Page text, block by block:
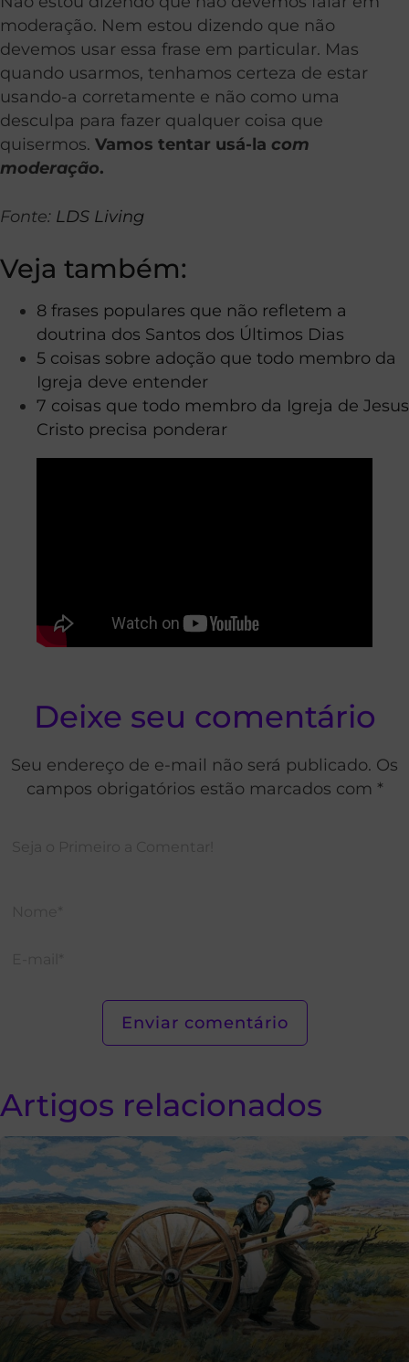
moderação. Nem estou dizendo que não
devemos usar essa frase em particular. Mas
quando usarmos, tenhamos certeza de estar
usando-a corretamente e não como uma
desculpa para fazer qualquer coisa que
quisermos. Vamos tentar usá-la com
moderação.
Fonte: LDS Living
Veja também:
8 frases populares que não refletem a
doutrina dos Santos dos Últimos Dias
5 coisas sobre adoção que todo membro da
Igreja deve entender
7 coisas que todo membro da Igreja de Jesus
Cristo precisa ponderar
Deixe seu comentário
Seu endereço de e-mail não será publicado. Os
campos obrigatórios estão marcados com *
Artigos relacionados